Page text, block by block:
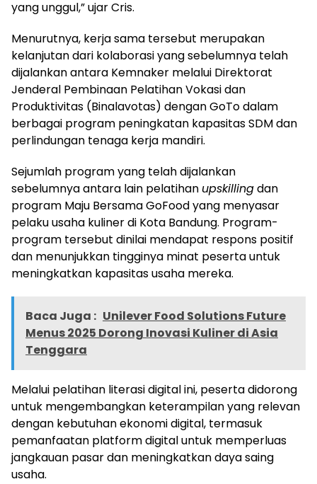
yang unggul,” ujar Cris.
Menurutnya, kerja sama tersebut merupakan
kelanjutan dari kolaborasi yang sebelumnya telah
dijalankan antara Kemnaker melalui Direktorat
Jenderal Pembinaan Pelatihan Vokasi dan
Produktivitas (Binalavotas) dengan GoTo dalam
berbagai program peningkatan kapasitas SDM dan
perlindungan tenaga kerja mandiri.
Sejumlah program yang telah dijalankan
sebelumnya antara lain pelatihan upskillingdan
program Maju Bersama GoFood yang menyasar
pelaku usaha kuliner di Kota Bandung. Program-
program tersebut dinilai mendapat respons positif
dan menunjukkan tingginya minat peserta untuk
meningkatkan kapasitas usaha mereka.
Baca Juga : Unilever Food Solutions Future
Menus 2025 Dorong Inovasi Kuliner di Asia
Tenggara
Melalui pelatihan literasi digital ini, peserta didorong
untuk mengembangkan keterampilan yang relevan
dengan kebutuhan ekonomi digital, termasuk
pemanfaatan platform digital untuk memperluas
jangkauan pasar dan meningkatkan daya saing
usaha.